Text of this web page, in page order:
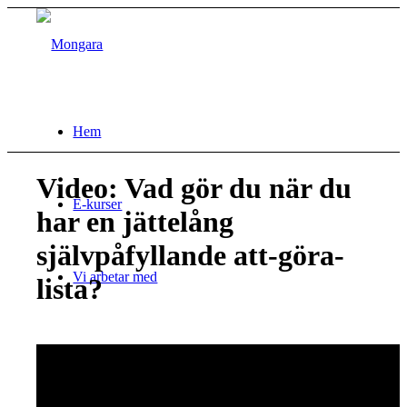
Hem
E-kurser
Vi arbetar med
Tjänster för dig
Video: Vad gör du när du
har en jättelång
självpåfyllande att-göra-
lista?